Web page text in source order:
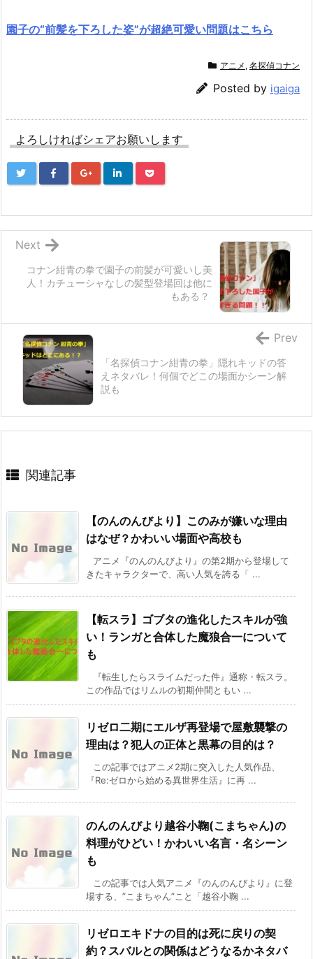
園子の“前髪を下ろした姿”が超絶可愛い問題はこちら
アニメ , 名探偵コナン
Posted by igaiga
よろしければシェアお願いします
コナン紺青の拳で園子の前髪が可愛いし美
人！カチューシャなしの髪型登場回は他に
もある？
Next
「名探偵コナン紺青の拳」隠れキッドの答
えネタバレ！何個でどこの場面かシーン解
説も
Prev
関連記事
【のんのんびより】このみが嫌いな理由
はなぜ？かわいい場面や高校も
アニメ『のんのんびより』の第2期から登場して
きたキャラクターで、高い人気を誇る「 ...
【転スラ】ゴブタの進化したスキルが強
い！ランガと合体した魔狼合一について
も
『転生したらスライムだった件』通称・転スラ。
この作品ではリムルの初期仲間ともい ...
リゼロ二期にエルザ再登場で屋敷襲撃の
理由は？犯人の正体と黒幕の目的は？
この記事ではアニメ2期に突入した人気作品、
『Re:ゼロから始める異世界生活』に再 ...
のんのんびより越谷小鞠(こまちゃん)の
料理がひどい！かわいい名言・名シーン
も
この記事では人気アニメ『のんのんびより』に登
場する、”こまちゃん”こと「越谷小鞠 ...
リゼロエキドナの目的は死に戻りの契
約？スバルとの関係はどうなるかネタバ